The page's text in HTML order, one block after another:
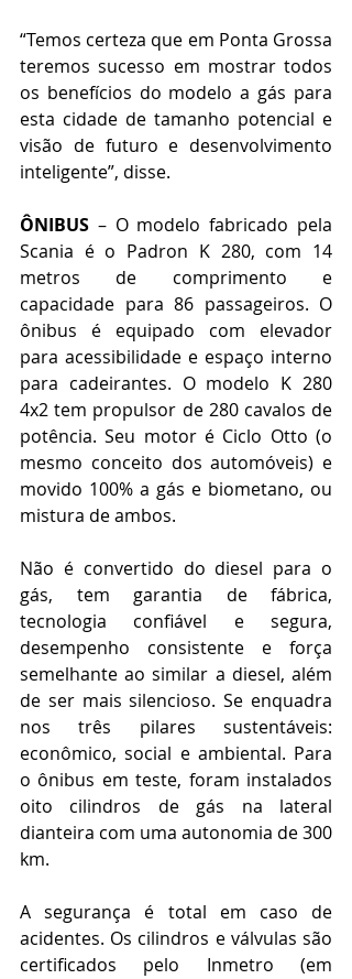
“Temos certeza que em Ponta Grossa
teremos sucesso em mostrar todos
os benefícios do modelo a gás para
esta cidade de tamanho potencial e
visão de futuro e desenvolvimento
inteligente”, disse.
ÔNIBUS – O modelo fabricado pela
Scania é o Padron K 280, com 14
metros de comprimento e
capacidade para 86 passageiros. O
ônibus é equipado com elevador
para acessibilidade e espaço interno
para cadeirantes. O modelo K 280
4x2 tem propulsor de 280 cavalos de
potência. Seu motor é Ciclo Otto (o
mesmo conceito dos automóveis) e
movido 100% a gás e biometano, ou
mistura de ambos.
Não é convertido do diesel para o
gás, tem garantia de fábrica,
tecnologia confiável e segura,
desempenho consistente e força
semelhante ao similar a diesel, além
de ser mais silencioso. Se enquadra
nos três pilares sustentáveis:
econômico, social e ambiental. Para
o ônibus em teste, foram instalados
oito cilindros de gás na lateral
dianteira com uma autonomia de 300
km.
A segurança é total em caso de
acidentes. Os cilindros e válvulas são
certificados pelo Inmetro (em